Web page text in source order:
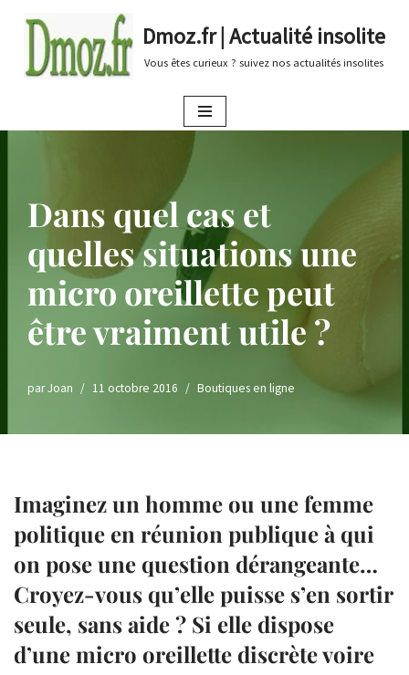
au
Dmoz.fr | Actualité insolite
Vous êtes curieux ? suivez nos actualités insolites
Dans quel cas et
quelles situations une
micro oreillette peut
être vraiment utile ?
parJoan 11 octobre 2016 Boutiques en ligne
Imaginez un homme ou une femme
politique en réunion publique à qui
on pose une question dérangeante…
Croyez-vous qu’elle puisse s’en sortir
seule, sans aide ? Si elle dispose
d’une micro oreillette discrète voire